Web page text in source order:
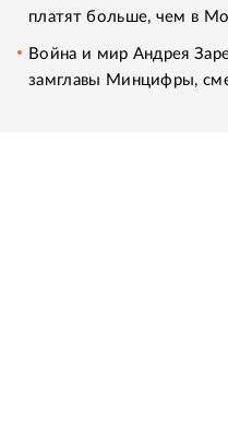
платят больше, чем в
Война и мир Андрея
замглавы Минцифры,